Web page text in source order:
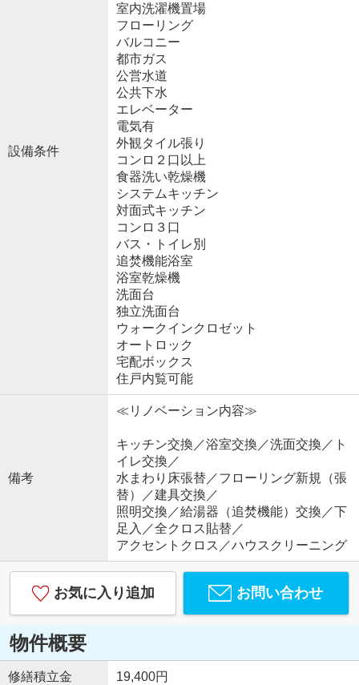
設備条件
室内洗濯機置場
フローリング
バルコニー
都市ガス
公営水道
公共下水
エレベーター
電気有
外観タイル張り
コンロ２口以上
食器洗い乾燥機
システムキッチン
対面式キッチン
コンロ３口
バス・トイレ別
追焚機能浴室
浴室乾燥機
洗面台
独立洗面台
ウォークインクロゼット
オートロック
宅配ボックス
住戸内覧可能
備考
≪リノベーション内容≫
キッチン交換／浴室交換／洗面交換／ト
イレ交換／
水まわり床張替／フローリング新規（張
替）／建具交換／
照明交換／給湯器（追焚機能）交換／下
足入／全クロス貼替／
アクセントクロス／ハウスクリーニング
お気に入り追加 お問い合わせ
物件概要
修繕積立金 19,400円